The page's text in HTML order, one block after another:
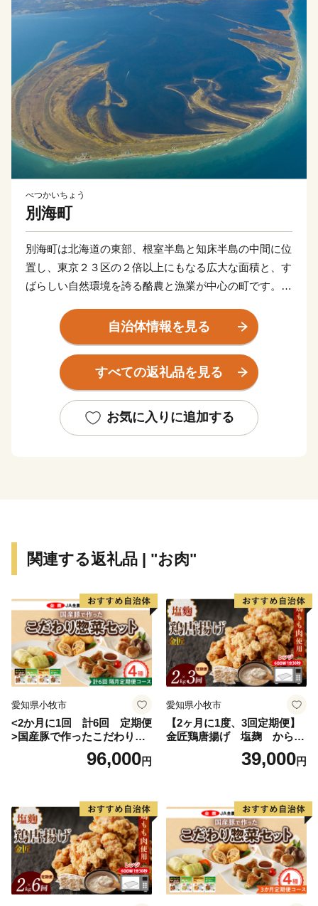
べつかいちょう
別海町
別海町は北海道の東部、根室半島と知床半島の中間に位
置し、東京２３区の２倍以上にもなる広大な面積と、す
ばらしい自然環境を誇る酪農と漁業が中心の町です。
一方、東部には日本最大級の砂嘴（さし）で、ラムサー
ル条約湿地に登録されている「野付半島」や、南部には
「風蓮湖」があり、野付風蓮道立自然公園を形成するな
ど、様々な景観を有しています。
たちが暮らしており、生乳生産量は「日本一」です。ま
た、沿岸部では秋鮭・アサリやホッキ・ホタテ・希少価
自治体情報を見る
すべての返礼品を見る
お気に入りに追加する
関連する返礼品 | "お肉"
愛知県小牧市
<2か月に1回 計6回 定期便
>国産豚で作ったこだわり惣
96,000円
愛知県小牧市
【2ヶ月に1度、3回定期便】
金匠鶏唐揚げ 塩麹 からあ
39,000円